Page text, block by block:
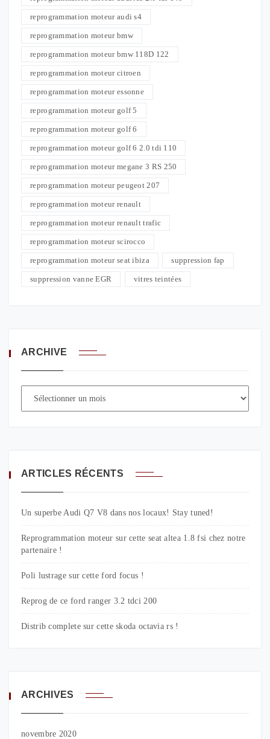
reprogrammation moteur audi s4
reprogrammation moteur bmw
reprogrammation moteur bmw 118D 122
reprogrammation moteur citroen
reprogrammation moteur essonne
reprogrammation moteur golf 5
reprogrammation moteur golf 6
reprogrammation moteur golf 6 2.0 tdi 110
reprogrammation moteur megane 3 RS 250
reprogrammation moteur peugeot 207
reprogrammation moteur renault
reprogrammation moteur renault trafic
reprogrammation moteur scirocco
reprogrammation moteur seat ibiza suppression fap
suppression vanne EGR vitres teintées
ARCHIVE
ARTICLES RÉCENTS
Un superbe Audi Q7 V8 dans nos locaux! Stay tuned!
Reprogrammation moteur sur cette seat altea 1.8 fsi chez notre
partenaire !
Poli lustrage sur cette ford focus !
Reprog de ce ford ranger 3.2 tdci 200
Distrib complete sur cette skoda octavia rs !
ARCHIVES
novembre 2020